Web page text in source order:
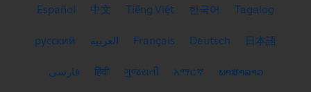
Español 中文 Tiếng Việt 한국어 Tagalog
русский العربية Français Deutsch 日本語
فارسی हिंदी ગુજરાતી አማርኛ ພາສາລາວ